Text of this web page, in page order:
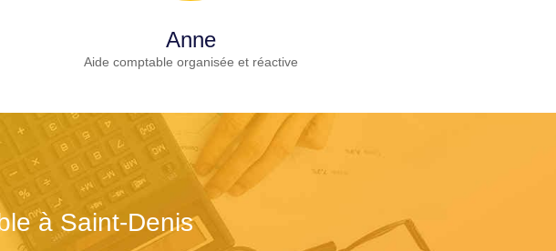
Anne
Aide comptable organisée et réactive
à Saint-Denis